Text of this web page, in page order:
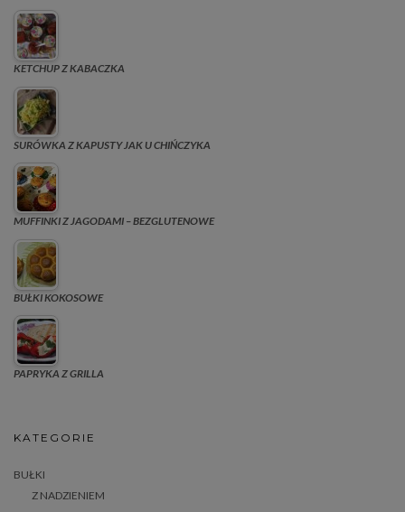
KETCHUP Z KABACZKA
SURÓWKA Z KAPUSTY JAK U CHIŃCZYKA
MUFFINKI Z JAGODAMI – BEZGLUTENOWE
BUŁKI KOKOSOWE
PAPRYKA Z GRILLA
KATEGORIE
BUŁKI
Z NADZIENIEM